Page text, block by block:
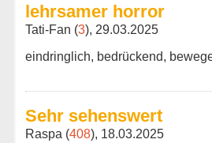
lehrsamer horror
Tati-Fan (3), 29.03.2025
eindringlich, bedrückend,
Sehr sehenswert
Raspa (408), 18.03.2025